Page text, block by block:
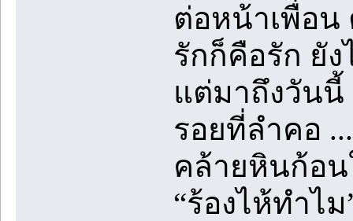
ต่อหน้าเพื่อน
รักก็คือรัก ยัง
แต่มาถึงวันนี้
รอยที่ลำคอ
คล้ายหินก้อ
“ร้องไห้ทำไม